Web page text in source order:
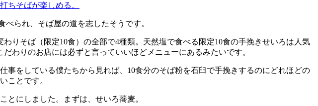
べられ、そば屋の道を志したそうです。
りそば（限定10食）の全部で4種類。天然塩で食べる限定10食の手挽きせいろは人気
わりのお店には必ずと言っていいほどメニューにあるみたいです。
をしている僕たちから見れば、10食分のそば粉を石臼で手挽きするのにどれほどの
ことです。
とにしました。まずは、せいろ蕎麦。